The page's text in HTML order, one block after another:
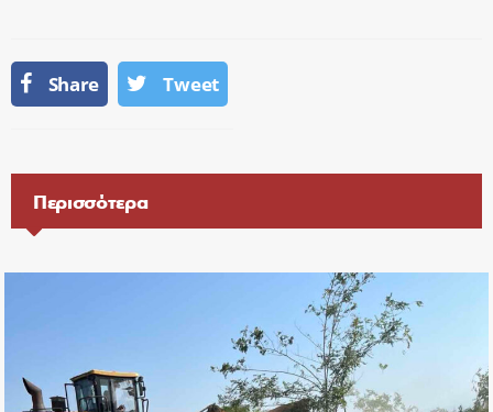
Share Tweet
Περισσότερα